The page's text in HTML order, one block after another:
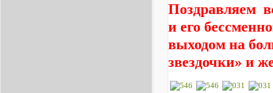
Поздравляем
и его
выходом на
звездочки»и